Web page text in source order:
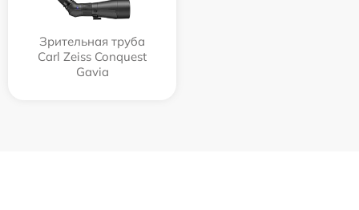
Зрительная труба
Carl Zeiss Conquest
Gavia